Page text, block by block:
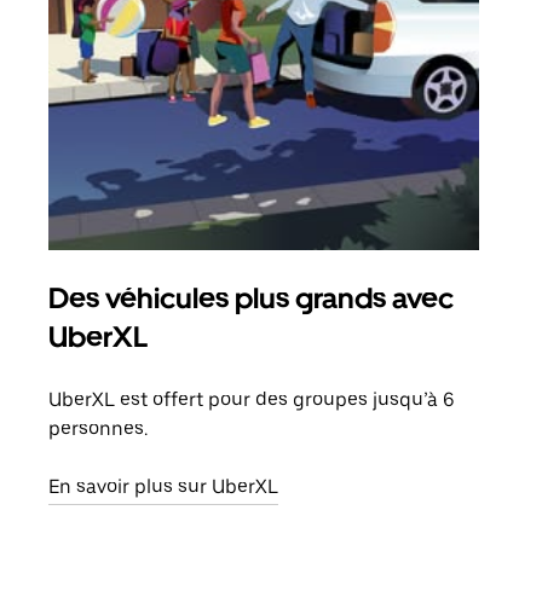
Des véhicules plus grands avec
UberXL
UberXL est offert pour des groupes jusqu’à 6
personnes.
En savoir plus sur UberXL